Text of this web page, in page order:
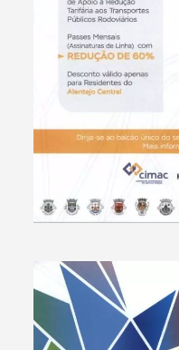
Categorias gerais